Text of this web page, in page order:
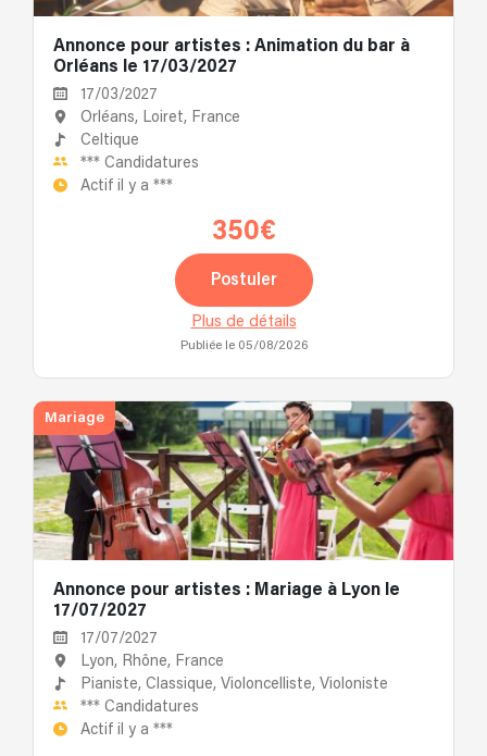
Annonce pour artistes : Animation du bar à
Orléans le 17/03/2027
17/03/2027
Orléans, Loiret, France
Celtique
*** Candidatures
Actif il y a ***
350€
Postuler
Plus de détails
Publiée le 05/08/2026
Mariage
Annonce pour artistes : Mariage à Lyon le
17/07/2027
17/07/2027
Lyon, Rhône, France
Pianiste, Classique, Violoncelliste, Violoniste
*** Candidatures
Actif il y a ***